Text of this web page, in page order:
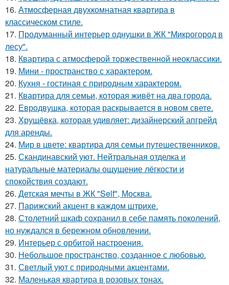
16. Атмосферная двухкомнатная квартира в
классическом стиле.
17. Продуманный интерьер однушки в ЖК "Микрогород в
лесу".
18. Квартира с атмосферой торжественной неоклассики.
19. Мини - пространство с характером.
20. Кухня - гостиная с природным характером.
21. Квартира для семьи, которая живёт на два города.
22. Евродвушка, которая раскрывается в новом свете.
23. Хрущёвка, которая удивляет: дизайнерский апгрейд
для аренды.
24. Мир в цвете: квартира для семьи путешественников.
25. Скандинавский уют. Нейтральная отделка и
натуральные материалы ощущение лёгкости и
спокойствия создают.
26. Детская мечты в ЖК "Self", Москва.
27. Парижский акцент в каждом штрихе.
28. Столетний шкаф сохранил в себе память поколений,
но нуждался в бережном обновлении.
29. Интерьер с орбитой настроения.
30. Небольшое пространство, созданное с любовью.
31. Светлый уют с природными акцентами.
32. Маленькая квартира в розовых тонах.